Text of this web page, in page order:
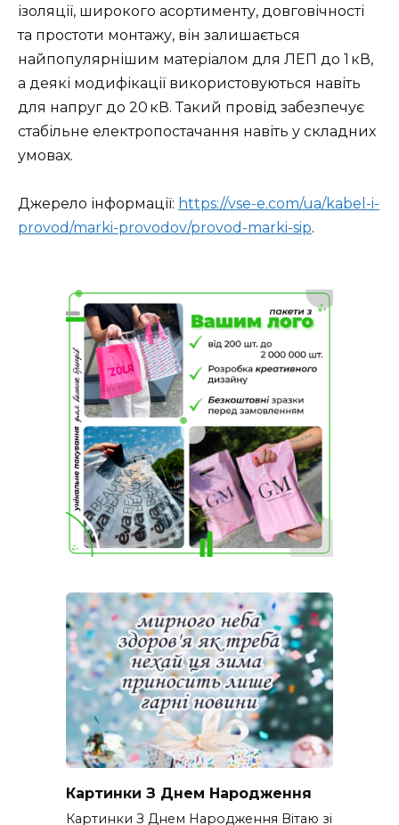
ізоляції, широкого асортименту, довговічності
та простоти монтажу, він залишається
найпопулярнішим матеріалом для ЛЕП до 1 кВ,
а деякі модифікації використовуються навіть
для напруг до 20 кВ. Такий провід забезпечує
стабільне електропостачання навіть у складних
умовах.
Джерело інформації: https://vse-e.com/ua/kabel-i-
provod/marki-provodov/provod-marki-sip.
Картинки З Днем Народження
Картинки З Днем Народження Вітаю зі